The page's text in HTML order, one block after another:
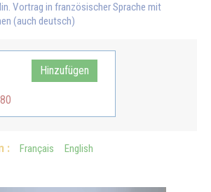
Vortrag in französischer Sprache mit
(auch deutsch)
Hinzufügen
: Français English